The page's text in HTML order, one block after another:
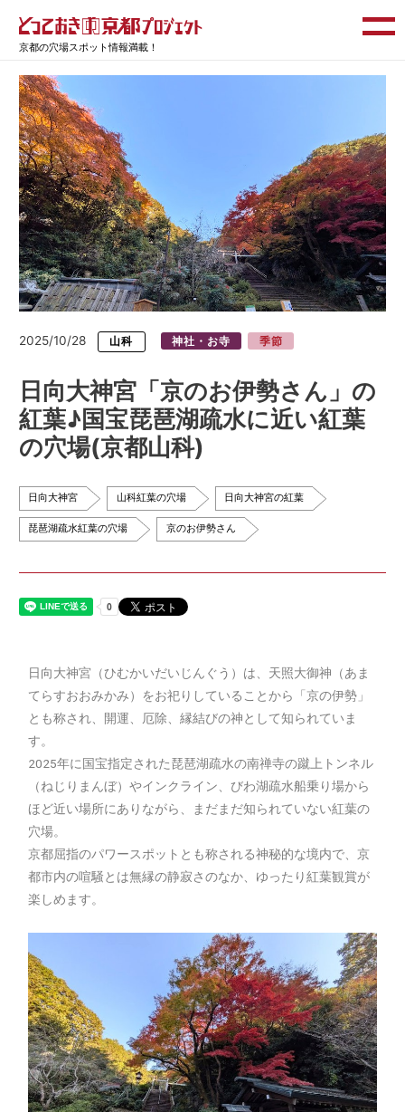
京都の穴場スポット情報満載！
2025/10/28 山科 神社・お寺 季節
日向大神宮「京のお伊勢さん」の
紅葉♪国宝琵琶湖疏水に近い紅葉
の穴場(京都山科)
日向大神宮 山科紅葉の穴場 日向大神宮の紅葉
琵琶湖疏水紅葉の穴場 京のお伊勢さん
日向大神宮（ひむかいだいじんぐう）は、天照大御神（あま
てらすおおみかみ）をお祀りしていることから「京の伊勢」
とも称され、開運、厄除、縁結びの神として知られていま
す。
2025年に国宝指定された琵琶湖疏水の南禅寺の蹴上トンネル
（ねじりまんぼ）やインクライン、びわ湖疏水船乗り場から
ほど近い場所にありながら、まだまだ知られていない紅葉の
穴場。
京都屈指のパワースポットとも称される神秘的な境内で、京
都市内の喧騒とは無縁の静寂さのなか、ゆったり紅葉観賞が
楽しめます。